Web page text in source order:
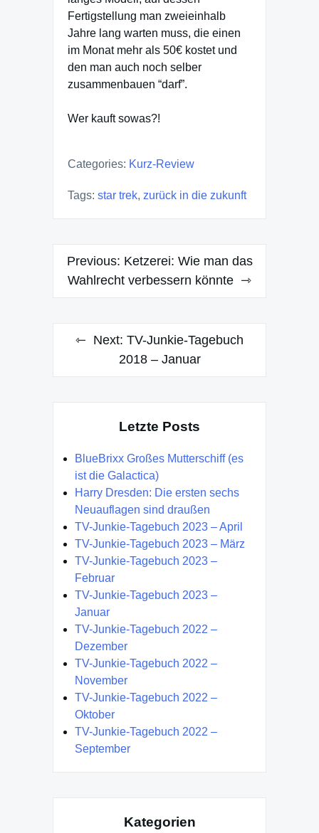
Fertigstellung man zweieinhalb
Jahre lang warten muss, die einen
im Monat mehr als 50€ kostet und
den man auch noch selber
zusammenbauen “darf”.
Wer kauft sowas?!
Categories: Kurz-Review
Tags: star trek, zurück in die zukunft
Post
navigation
Previous: Ketzerei: Wie man das
Wahlrecht verbessern könnte
Next: TV-Junkie-Tagebuch
2018 – Januar
Letzte Posts
BlueBrixx Großes Mutterschiff (es
ist die Galactica)
Harry Dresden: Die ersten sechs
Neuauflagen sind draußen
TV-Junkie-Tagebuch 2023 – April
TV-Junkie-Tagebuch 2023 – März
TV-Junkie-Tagebuch 2023 –
Februar
TV-Junkie-Tagebuch 2023 –
Januar
TV-Junkie-Tagebuch 2022 –
Dezember
TV-Junkie-Tagebuch 2022 –
November
TV-Junkie-Tagebuch 2022 –
Oktober
TV-Junkie-Tagebuch 2022 –
September
Kategorien